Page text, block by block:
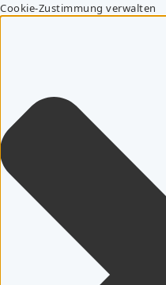
Cookie-Zustimmung verwalten